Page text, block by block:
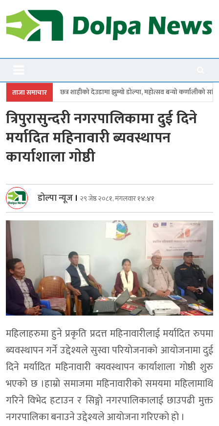
to
content
Dolpanews
ताजा समाचार
देउडामा झुम्यो डोल्पा, महोत्सव बन्यो कर्णालीको सांगीतिक उत्सव
त्रिपुरासुन्दरी नगरपालिकामा दुई दिने
मर्यादित महिनावारी ब्यवस्थापन
कार्याशाला गाेष्ठी
डोल्पा न्यूज । २९ जेष्ठ २०८१, मंगलवार १४:४१
महिलाहरुमा हुने प्रकृति प्रदत्त महिनावारीलाई मर्यादित रुपमा
ब्यवस्थापन गर्ने उद्देश्यले सुस्वा परियाेजनाकाे आयाेजनामा दुई
दिने मर्यादित महिनावारी क्यवस्थापन कार्याशाला गाेष्ठी शुरु
भएकाे छ ।हाम्राे समाजमा महिनावारीकाे समयमा महिलामाथि
गरिने विभेद हटाउन र सिङ्गो नगरपालिकालाई छाउपढी मुक्त
नगरपालिका बनाउने उद्देश्यले आयाेजना गरिएकाे हाे ।